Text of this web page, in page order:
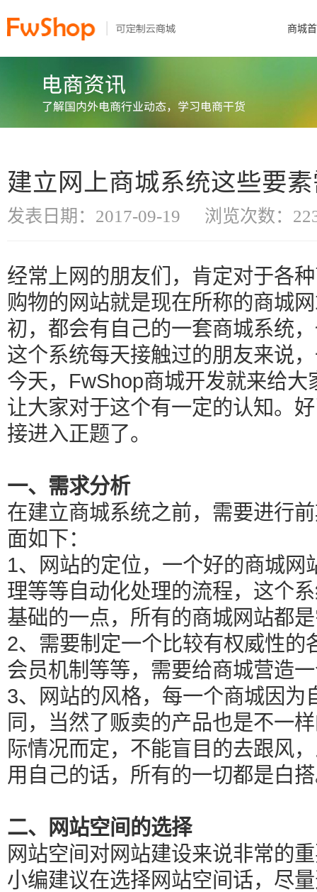
商城
建立网上商城系统这些要
发表日期：2017-09-19 浏览次数：
经常上网的朋友们，肯定对于各
购物的网站就是现在所称的商城
初，都会有自己的一套商城系统
这个系统每天接触过的朋友来说
今天，FwShop商城开发就来给
让大家对于这个有一定的认知。
接进入正题了。
一、需求分析
在建立商城系统之前，需要进行
面如下：
1、网站的定位，一个好的商城
理等等自动化处理的流程，这个
基础的一点，所有的商城网站都
2、需要制定一个比较有权威性
会员机制等等，需要给商城营造
3、网站的风格，每一个商城因为
同，当然了贩卖的产品也是不一
际情况而定，不能盲目的去跟风
用自己的话，所有的一切都是白
二、网站空间的选择
网站空间对网站建设来说非常的
小编建议在选择网站空间话，尽